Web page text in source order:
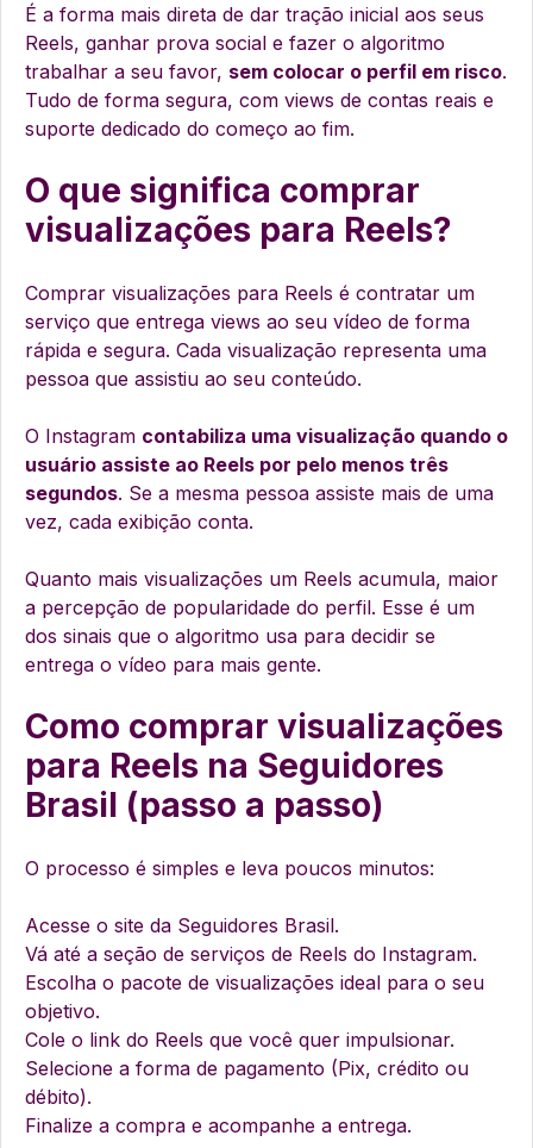
É a forma mais direta de dar tração inicial aos seus
Reels, ganhar prova social e fazer o algoritmo
trabalhar a seu favor, sem colocar o perfil em risco.
Tudo de forma segura, com views de contas reais e
suporte dedicado do começo ao fim.
O que significa comprar
visualizações para Reels?
Comprar visualizações para Reels é contratar um
serviço que entrega views ao seu vídeo de forma
rápida e segura. Cada visualização representa uma
pessoa que assistiu ao seu conteúdo.
O Instagram contabiliza uma visualização quando o
usuário assiste ao Reels por pelo menos três
segundos. Se a mesma pessoa assiste mais de uma
vez, cada exibição conta.
Quanto mais visualizações um Reels acumula, maior
a percepção de popularidade do perfil. Esse é um
dos sinais que o algoritmo usa para decidir se
entrega o vídeo para mais gente.
Como comprar visualizações
para Reels na Seguidores
Brasil (passo a passo)
O processo é simples e leva poucos minutos:
Acesse o site da Seguidores Brasil.
Vá até a seção de serviços de Reels do Instagram.
Escolha o pacote de visualizações ideal para o seu
objetivo.
Cole o link do Reels que você quer impulsionar.
Selecione a forma de pagamento (Pix, crédito ou
débito).
Finalize a compra e acompanhe a entrega.